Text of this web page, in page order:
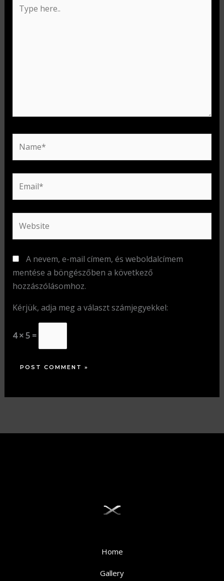
here..
A nevem, e-mail címem, és weboldalcímem
mentése a böngészőben a következő
hozzászólásomhoz.
Kérjük, adja meg a választ számjegyekkel:
4 × 5 =
Home
Gallery